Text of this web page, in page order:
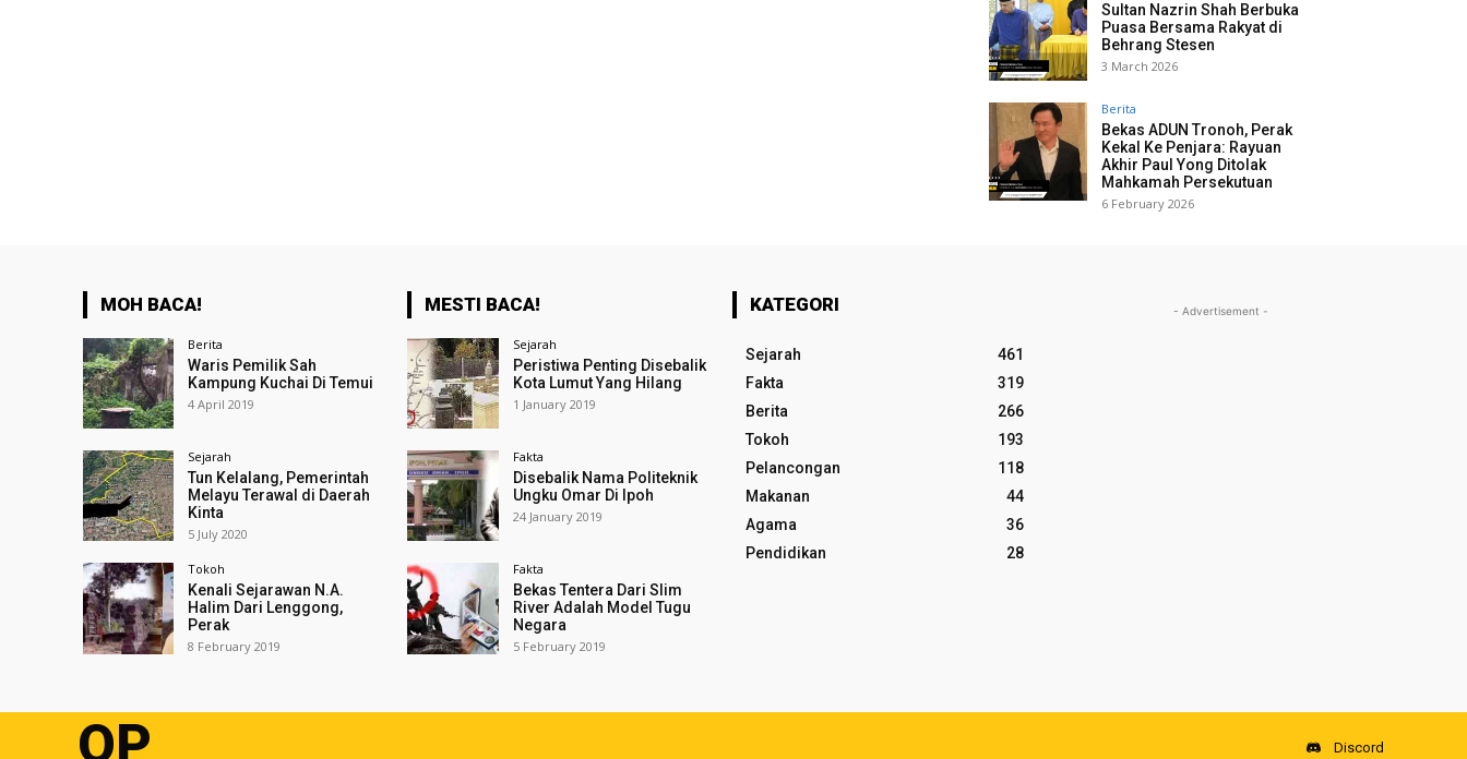
Sultan Nazrin Shah Berbuka
Puasa Bersama Rakyat di
Behrang Stesen
3 March 2026
Berita
Bekas ADUN Tronoh, Perak
Kekal Ke Penjara: Rayuan
Akhir Paul Yong Ditolak
Mahkamah Persekutuan
6 February 2026
MOH BACA!
Berita
Waris Pemilik Sah
Kampung Kuchai Di Temui
4 April 2019
Sejarah
Tun Kelalang, Pemerintah
Melayu Terawal di Daerah
Kinta
5 July 2020
Tokoh
Kenali Sejarawan N.A.
Halim Dari Lenggong,
Perak
8 February 2019
MESTI BACA!
Sejarah
Peristiwa Penting Disebalik
Kota Lumut Yang Hilang
1 January 2019
Fakta
Disebalik Nama Politeknik
Ungku Omar Di Ipoh
24 January 2019
Fakta
Bekas Tentera Dari Slim
River Adalah Model Tugu
Negara
5 February 2019
KATEGORI
Sejarah
461
Fakta
319
Berita
266
Tokoh
193
Pelancongan
118
Makanan
44
Agama
36
Pendidikan
28
- Advertisement -
OP Discord